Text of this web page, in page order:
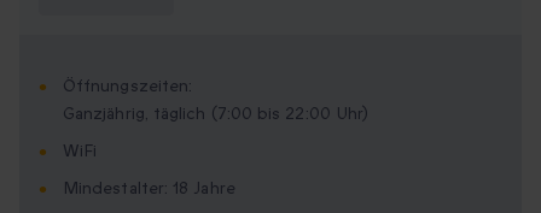
Öffnungszeiten:
Ganzjährig, täglich (7:00 bis 22:00 Uhr)
WiFi
Mindestalter: 18 Jahre